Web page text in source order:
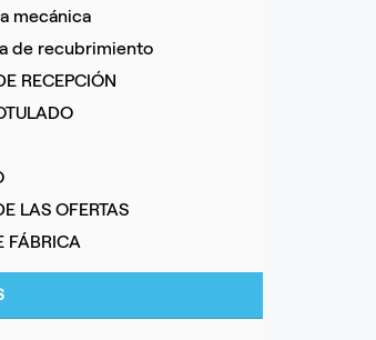
mecánica
de recubrimiento
RECEPCIÓN
LAS OFERTAS
FÁBRICA